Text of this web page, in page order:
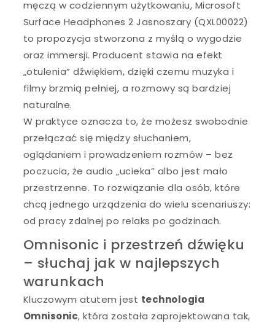
męczą w codziennym użytkowaniu, Microsoft
Surface Headphones 2 Jasnoszary (QXL00022)
to propozycja stworzona z myślą o wygodzie
oraz immersji. Producent stawia na efekt
„otulenia” dźwiękiem, dzięki czemu muzyka i
filmy brzmią pełniej, a rozmowy są bardziej
naturalne.
W praktyce oznacza to, że możesz swobodnie
przełączać się między słuchaniem,
oglądaniem i prowadzeniem rozmów – bez
poczucia, że audio „ucieka” albo jest mało
przestrzenne. To rozwiązanie dla osób, które
chcą jednego urządzenia do wielu scenariuszy:
od pracy zdalnej po relaks po godzinach.
Omnisonic i przestrzeń dźwięku
– słuchaj jak w najlepszych
warunkach
Kluczowym atutem jest technologia
Omnisonic, która została zaprojektowana tak,